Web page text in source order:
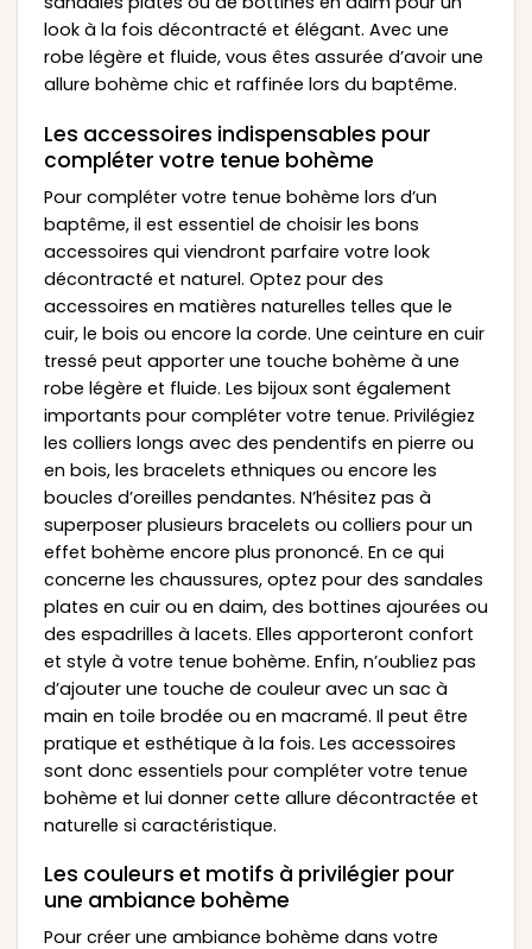
look à la fois décontracté et élégant. Avec une
robe légère et fluide, vous êtes assurée d’avoir une
allure bohème chic et raffinée lors du baptême.
Les accessoires indispensables pour
compléter votre tenue bohème
Pour compléter votre tenue bohème lors d’un
baptême, il est essentiel de choisir les bons
accessoires qui viendront parfaire votre look
décontracté et naturel. Optez pour des
accessoires en matières naturelles telles que le
cuir, le bois ou encore la corde. Une ceinture en cuir
tressé peut apporter une touche bohème à une
robe légère et fluide. Les bijoux sont également
importants pour compléter votre tenue. Privilégiez
les colliers longs avec des pendentifs en pierre ou
en bois, les bracelets ethniques ou encore les
boucles d’oreilles pendantes. N’hésitez pas à
superposer plusieurs bracelets ou colliers pour un
effet bohème encore plus prononcé. En ce qui
concerne les chaussures, optez pour des sandales
plates en cuir ou en daim, des bottines ajourées ou
des espadrilles à lacets. Elles apporteront confort
et style à votre tenue bohème. Enfin, n’oubliez pas
d’ajouter une touche de couleur avec un sac à
main en toile brodée ou en macramé. Il peut être
pratique et esthétique à la fois. Les accessoires
sont donc essentiels pour compléter votre tenue
bohème et lui donner cette allure décontractée et
naturelle si caractéristique.
Les couleurs et motifs à privilégier pour
une ambiance bohème
Pour créer une ambiance bohème dans votre